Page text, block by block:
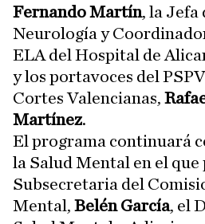
Fernando Martín, la Jefa
Neurología y
ELA del Hospital de
y los portavoces del
Cortes Valencianas,
Martínez.
El programa continuará
la Salud Mental en el
Subsecretaria del
Mental, Belén García, el